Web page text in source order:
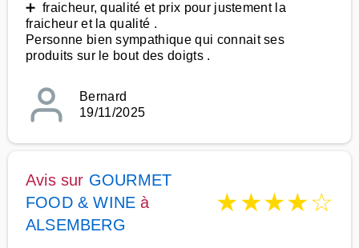
➕ fraicheur, qualité et prix pour justement la
fraicheur et la qualité .
Personne bien sympathique qui connait ses
produits sur le bout des doigts .
Bernard
19/11/2025
Avis sur GOURMET
FOOD & WINEà
ALSEMBERG
★★★★☆